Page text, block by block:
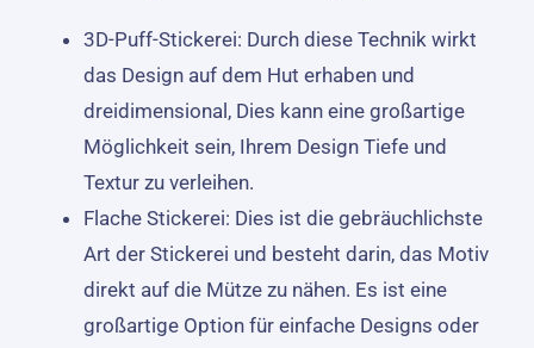
3D-Puff-Stickerei: Durch diese Technik wirkt
das Design auf dem Hut erhaben und
dreidimensional, Dies kann eine großartige
Möglichkeit sein, Ihrem Design Tiefe und
Textur zu verleihen.
Flache Stickerei: Dies ist die gebräuchlichste
Art der Stickerei und besteht darin, das Motiv
direkt auf die Mütze zu nähen. Es ist eine
großartige Option für einfache Designs oder